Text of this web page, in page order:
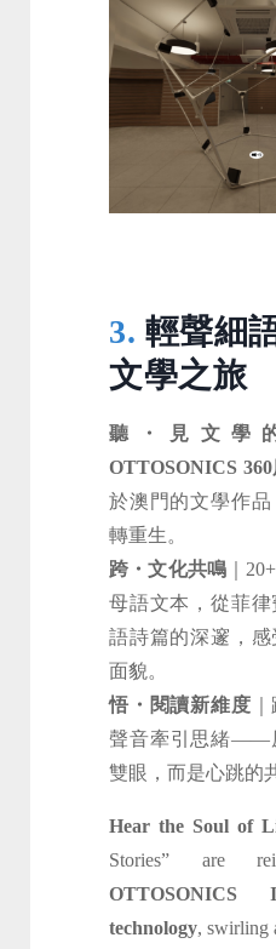
3. 輕聲細
文學之旅
聽・見文學
OTTOSONICS
於澳門的文學作
轉重生。
跨・文化共鳴 ｜
母語文本，從菲
語詩篇的深邃，
面貌。
悟・閱讀新維度
聲音牽引思緒——
雙眼，而是心跳的
Hear the Soul of
Stories” are
OTTOSONICS
technology, swirling